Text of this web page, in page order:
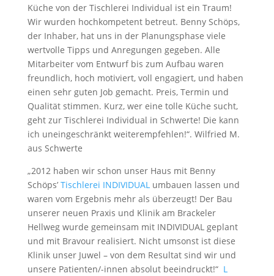
Küche von der Tischlerei Individual ist ein Traum!
Wir wurden hochkompetent betreut. Benny Schöps,
der Inhaber, hat uns in der Planungsphase viele
wertvolle Tipps und Anregungen gegeben. Alle
Mitarbeiter vom Entwurf bis zum Aufbau waren
freundlich, hoch motiviert, voll engagiert, und haben
einen sehr guten Job gemacht. Preis, Termin und
Qualität stimmen. Kurz, wer eine tolle Küche sucht,
geht zur Tischlerei Individual in Schwerte! Die kann
ich uneingeschränkt weiterempfehlen!“. Wilfried M.
aus Schwerte
„2012 haben wir schon unser Haus mit Benny
Schöps’ Tischlerei INDIVIDUAL umbauen lassen und
waren vom Ergebnis mehr als überzeugt! Der Bau
unserer neuen Praxis und Klinik am Brackeler
Hellweg wurde gemeinsam mit INDIVIDUAL geplant
und mit Bravour realisiert. Nicht umsonst ist diese
Klinik unser Juwel – von dem Resultat sind wir und
unsere Patienten/-innen absolut beeindruckt!“ L